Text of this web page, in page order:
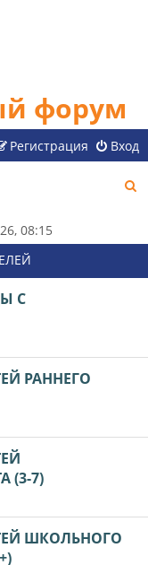
форум
Вход
Регистрация
к
08:15
С
РАННЕГО
(3-7)
ШКОЛЬНОГО